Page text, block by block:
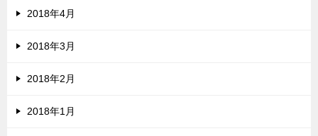
2018年4月
2018年3月
2018年2月
2018年1月